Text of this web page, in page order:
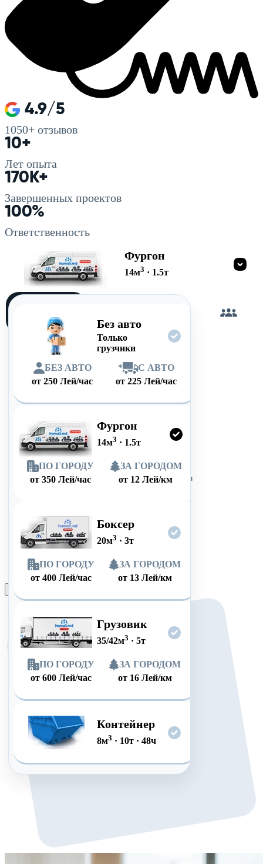
4.9/5
1050+ отзывов
10+
Лет опыта
170K+
Завершенных проектов
100%
Ответственность
Фургон
14м3 · 1.5т
Без авто
Только
грузчики
БЕЗ АВТО
от250 Лей/час
*
С АВТО
от 225 Лей/час
Фургон
14м3 · 1.5т
ПО ГОРОДУ
от 350 Лей/час
ЗА ГОРОДОМ
от 12 Лей/км
Боксер
20м3 · 3т
ПО ГОРОДУ
от 400 Лей/час
ЗА ГОРОДОМ
от 13 Лей/км
Грузовик
35/42м3 · 5т
ПО ГОРОДУ
от 600 Лей/час
ЗА ГОРОДОМ
от 16 Лей/км
Контейнер
8м3 · 10т· 48ч
Оформить заказ